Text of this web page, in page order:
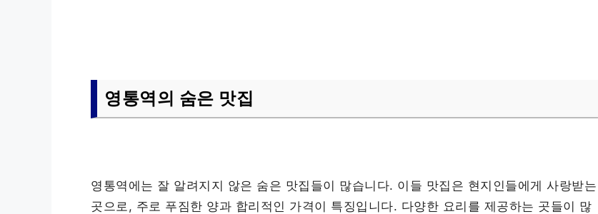
영통역의 숨은 맛집
영통역에는 잘 알려지지 않은 숨은 맛집들이 많습니다. 이들 맛집은 현지인들에게 사랑받는
곳으로, 주로 푸짐한 양과 합리적인 가격이 특징입니다. 다양한 요리를 제공하는 곳들이 많